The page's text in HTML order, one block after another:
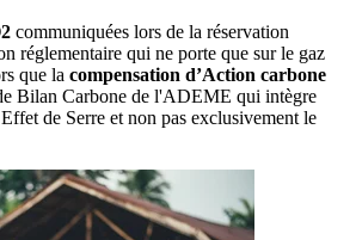
communiquées lors de la réservation
réglementaire qui ne porte que sur le gaz
que la compensation d’Action carbone
Bilan Carbone de l'ADEME qui intègre
de Serre et non pas exclusivement le